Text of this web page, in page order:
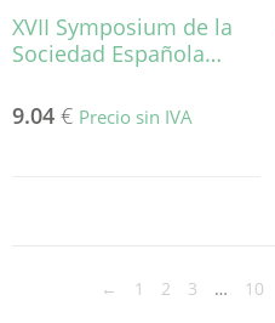
XVII Symposium de la
Sociedad Española…
9.04 € Precio sin IVA
← 1 2 3 … 10